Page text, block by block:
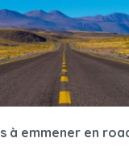
à emmener en